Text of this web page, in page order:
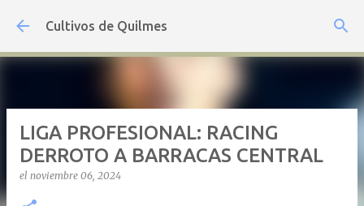
Ir al contenido principal
Cultivos de Quilmes
LIGA PROFESIONAL: RACING
DERROTO A BARRACAS CENTRAL
el noviembre 06, 2024